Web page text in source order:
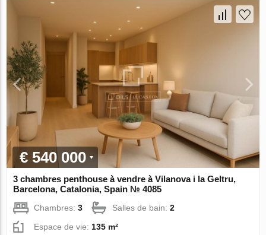
€ 540 000
3 chambres penthouse à vendre à Vilanova i la Geltru,
Barcelona, Catalonia, Spain № 4085
Chambres:3 Salles de bain:2
Espace de vie: 135 m²